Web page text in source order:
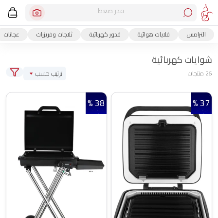
قدر ضغط
الترامس قلايات هوائية قدور كهربائية ثلاجات وفريزرات عجانات
شوايات كهربائية
26 منتجات ترتيب حسب
37 %
38 %